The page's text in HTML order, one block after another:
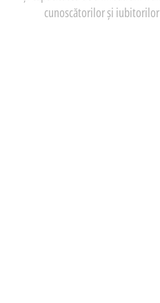
cunoscătorilor și